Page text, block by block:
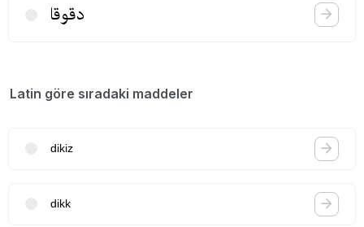
دقوقا
Latin göre sıradaki maddeler
dikiz
dikk